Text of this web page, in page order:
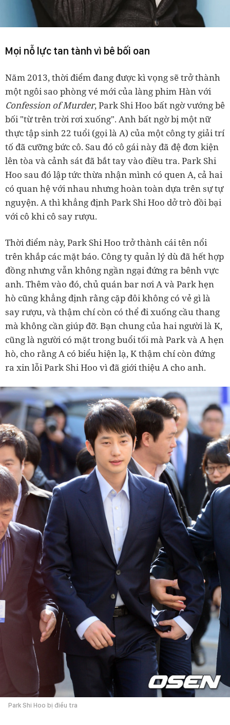
Mọi nỗ lực tan tành vì bê bối oan
Năm 2013, thời điểm đang được kì vọng sẽ trở thành
một ngôi sao phòng vé mới của làng phim Hàn với
Confession of Murder, Park Shi Hoo bất ngờ vướng bê
bối "từ trên trời rơi xuống". Anh bất ngờ bị một nữ
thực tập sinh 22 tuổi (gọi là A) của một công ty giải trí
tố đã cưỡng bức cô. Sau đó cô gái này đã đệ đơn kiện
lên tòa và cảnh sát đã bắt tay vào điều tra. Park Shi
Hoo sau đó lập tức thừa nhận mình có quen A, cả hai
có quan hệ với nhau nhưng hoàn toàn dựa trên sự tự
nguyện. A thì khẳng định Park Shi Hoo dở trò đồi bại
với cô khi cô say rượu.
Thời điểm này, Park Shi Hoo trở thành cái tên nổi
trên khắp các mặt báo. Công ty quản lý dù đã hết hợp
đồng nhưng vẫn không ngần ngại đứng ra bênh vực
anh. Thêm vào đó, chủ quán bar nơi A và Park hẹn
hò cũng khẳng định rằng cặp đôi không có vẻ gì là
say rượu, và thậm chí còn có thể đi xuống cầu thang
mà không cần giúp đỡ. Bạn chung của hai người là K,
cũng là người có mặt trong buổi tối mà Park và A hẹn
hò, cho rằng A có biểu hiện lạ, K thậm chí còn đứng
ra xin lỗi Park Shi Hoo vì đã giới thiệu A cho anh.
Park Shi Hoo bị điều tra